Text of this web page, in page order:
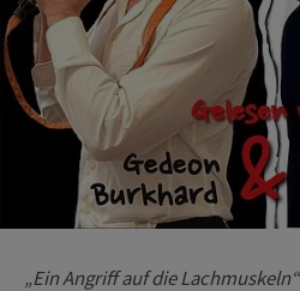
„Ein Angriff auf die Lachmuskeln“